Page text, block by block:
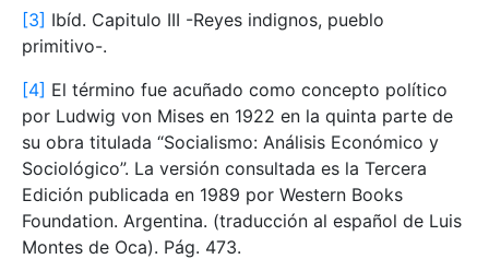
[3] Ibíd. Capitulo III -Reyes indignos, pueblo
primitivo-.
[4] El término fue acuñado como concepto político
por Ludwig von Mises en 1922 en la quinta parte de
su obra titulada “Socialismo: Análisis Económico y
Sociológico”. La versión consultada es la Tercera
Edición publicada en 1989 por Western Books
Foundation. Argentina. (traducción al español de Luis
Montes de Oca). Pág. 473.